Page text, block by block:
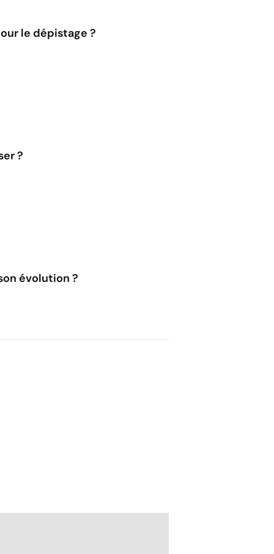
le dépistage ?
?
évolution ?